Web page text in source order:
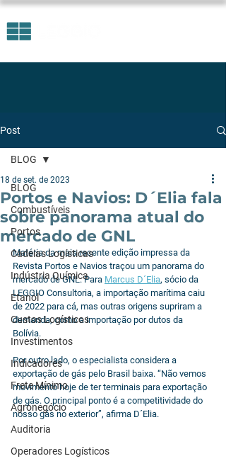
Post
BLOG
Combustíveis
Portos
Cadeias Logísticas
Indústria Química
Etanol
Custos Logísticos
Investimentos
Indicadores
Frete Mínimo
Agronegócio
Auditoria
Operadores Logísticos
BLOG
Portos e Navios: D´Elia fala
sobre panorama atual do
mercado de GNL
18 de set. de 2023
Matéria da mais recente edição impressa da
Revista Portos e Navios traçou um panorama do
mercado de GNL. Para Marcus D´Elia, sócio da
LEGGIO Consultoria, a importação marítima caiu
de 2022 para cá, mas outras origens supriram a
demanda, como a importação por dutos da
Bolívia.
Por outro lado, o especialista considera a
exportação de gás pelo Brasil baixa. “Não vemos
movimento hoje de ter terminais para exportação
de gás. O principal ponto é a competitividade do
nosso gás no exterior”, afirma D´Elia.